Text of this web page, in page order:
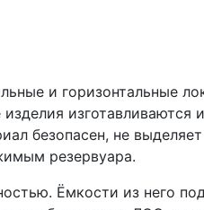
и горизонтальные
изготавливаются
безопасен, не
резервуара.
Ёмкости из него